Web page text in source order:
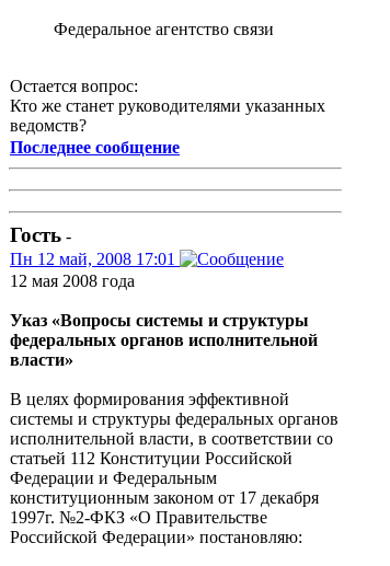
Федеральное агентство связи
Остается вопрос:
Кто же станет руководителями указанных
ведомств?
Последнее сообщение
Гость -
Пн 12 май, 2008 17:01
12 мая 2008 года
Указ «Вопросы системы и структуры
федеральных органов исполнительной
власти»
В целях формирования эффективной
системы и структуры федеральных органов
исполнительной власти, в соответствии со
статьей 112 Конституции Российской
Федерации и Федеральным
конституционным законом от 17 декабря
1997г. №2-ФКЗ «О Правительстве
Российской Федерации» постановляю: